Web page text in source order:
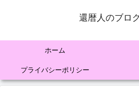
還暦人のブロ
ホーム
プライバシーポリシー